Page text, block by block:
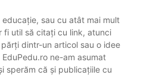
sau cu atât mai mult
fi util să citați cu link, atunci
dintr-un articol sau o idee
ne-am asumat
sperăm că și publicațiile cu